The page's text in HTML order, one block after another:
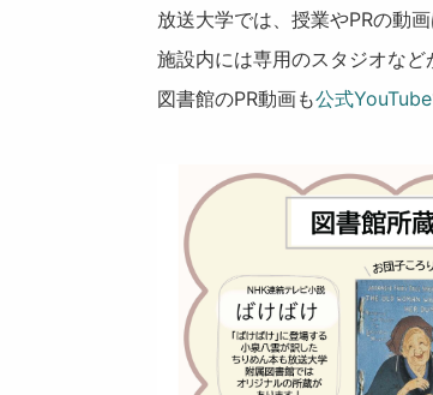
放送大学では、授業やPRの動
施設内には専用のスタジオなど
図書館のPR動画も公式YouTube